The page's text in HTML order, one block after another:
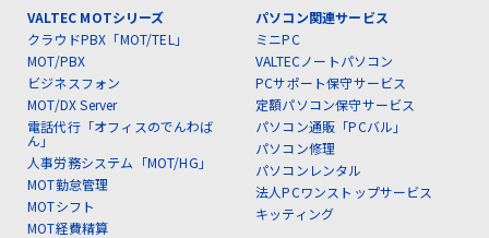
VALTEC MOTシリーズ
クラウドPBX「MOT/TEL」
MOT/PBX
ビジネスフォン
MOT/DX Server
電話代行「オフィスのでんわば
ん」
人事労務システム「MOT/HG」
MOT勤怠管理
MOTシフト
MOT経費精算
パソコン関連サービス
ミニPC
VALTECノートパソコン
PCサポート保守サービス
定額パソコン保守サービス
パソコン通販「PCバル」
パソコン修理
パソコンレンタル
法人PCワンストップサービス
キッティング